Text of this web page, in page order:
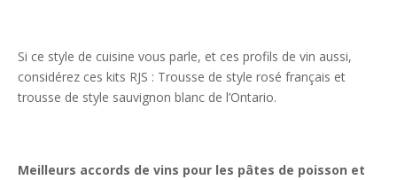
Si ce style de cuisine vous parle, et ces profils de vin aussi,
considérez ces kits RJS : Trousse de style rosé français et
trousse de style sauvignon blanc de l’Ontario.
Meilleurs accords de vins pour les pâtes de poisson et